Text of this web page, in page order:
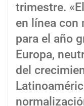
trimestre.
en línea con
para el año
Europa,
del